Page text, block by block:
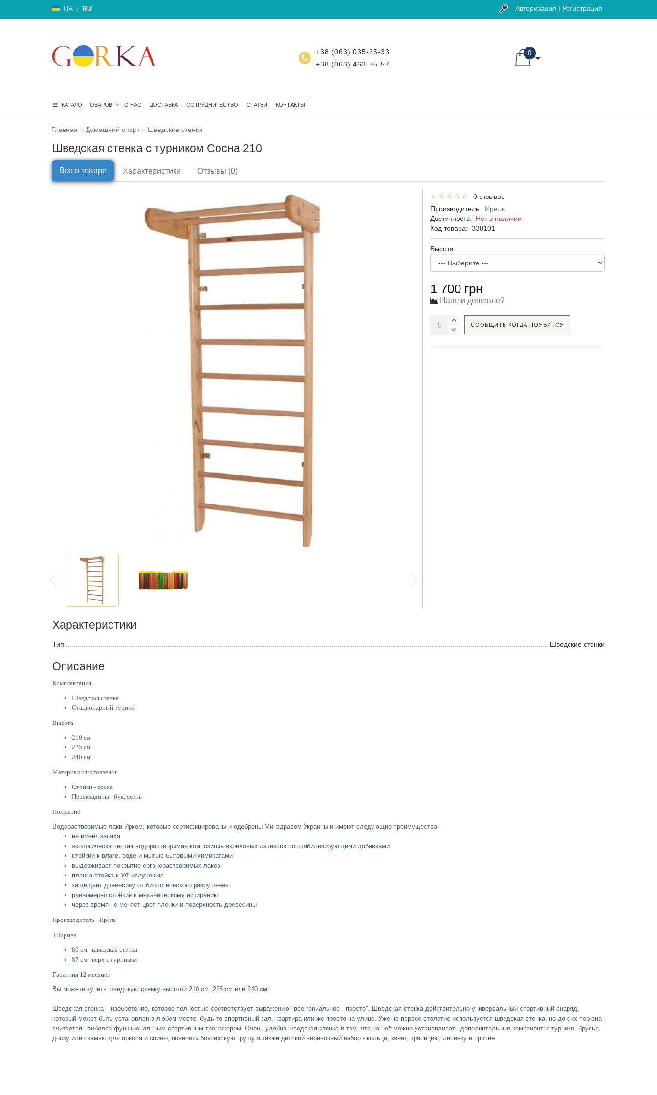
UA | RU Авторизация | Регистрация
+38 (063) 035-35-33
+38 (063) 463-75-57
0
КАТАЛОГ ТОВАРОВ О НАС ДОСТАВКА СОТРУДНИЧЕСТВО СТАТЬИ КОНТАКТЫ
Главная Домашний спорт Шведские стенки
Шведская стенка с турником Сосна 210
Все о товаре Характеристики Отзывы (0)
0 отзывов
Производитель:
Ирель
Доступность: Нет в наличии
Код товара: 330101
Высота
1 700 грн
Нашли дешевле?
СООБЩИТЬ КОГДА ПОЯВИТСЯ
Характеристики
Тип Шведские стенки
Описание
Комплектация
Шведская стенка
Стационарный турник
Высота
210 см
225 см
240 см
Материал изготовления
Стойки - сосна
Перекладины - бук, ясень
Покрытие
Водорастворимые лаки Ирком, которые сертифицированы и одобрены Минздравом Украины и имеют следующие преимущества:
не имеет запаха
экологически чистая водорастворимая композиция акриловых латексов со стабилизирующими добавками
стойкий к влаге, воде и мытью бытовыми химикатами
выдерживает покрытие органорастворимых лаков
пленка стойка к УФ-излучению
защищает древесину от биологического разрушения
равномерно стойкий к механическому истиранию
через время не меняет цвет пленки и поверхность древесины
Производитель - Ирель
Ширина
80 см - шведская стенка
87 см - верх с турником
Гарантия 12 месяцев
Вы можете купить шведскую стенку высотой 210 см, 225 см или 240 см.
Шведская стенка – изобретение, которое полностью соответствует выражению "все гениальное - просто". Шведская стенка действительно универсальный спортивный снаряд,
который может быть установлен в любом месте, будь то спортивный зал, квартира или же просто на улице. Уже не первое столетие используется шведская стенка, но до сих пор она
считается наиболее функциональным спортивным тренажером. Очень удобна шведская стенка и тем, что на неё можно устанавливать дополнительные компоненты: турники, брусья,
доску или скамью для пресса и спины, повесить боксерскую грушу а также детский веревочный набор - кольца, канат, трапецию, лесенку и прочее.